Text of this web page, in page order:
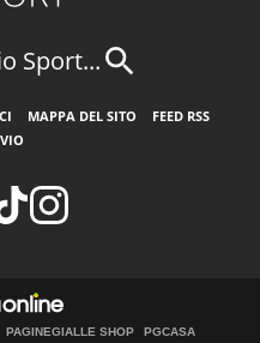
Sport...
MAPPA DEL SITO
FEED RSS
PAGINEGIALLE SHOP PGCASA